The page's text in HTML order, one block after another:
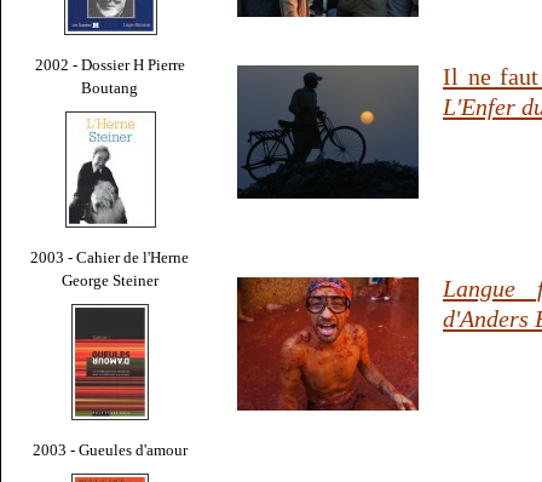
2002 - Dossier H Pierre
Boutang
2003 - Cahier de l'Herne
George Steiner
2003 - Gueules d'amour
Il ne
L'Enfer
Langue
d'Anders